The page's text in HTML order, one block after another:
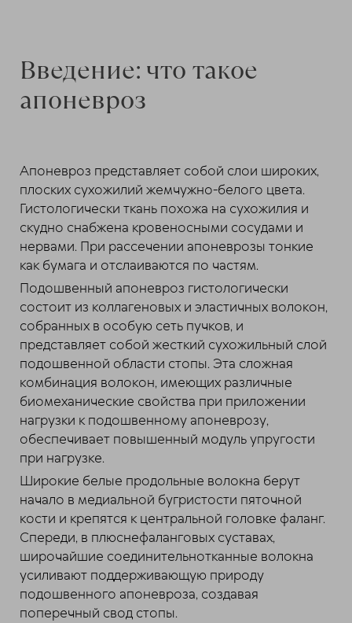
Введение: что такое
апоневроз
Апоневроз представляет собой слои широких,
плоских сухожилий жемчужно-белого цвета.
Гистологически ткань похожа на сухожилия и
скудно снабжена кровеносными сосудами и
нервами. При рассечении апоневрозы тонкие
как бумага и отслаиваются по частям.
Подошвенный апоневроз гистологически
состоит из коллагеновых и эластичных волокон,
собранных в особую сеть пучков, и
представляет собой жесткий сухожильный слой
подошвенной области стопы. Эта сложная
комбинация волокон, имеющих различные
биомеханические свойства при приложении
нагрузки к подошвенному апоневрозу,
обеспечивает повышенный модуль упругости
при нагрузке.
Широкие белые продольные волокна берут
начало в медиальной бугристости пяточной
кости и крепятся к центральной головке фаланг.
Спереди, в плюснефаланговых суставах,
широчайшие соединительнотканные волокна
усиливают поддерживающую природу
подошвенного апоневроза, создавая
поперечный свод стопы.